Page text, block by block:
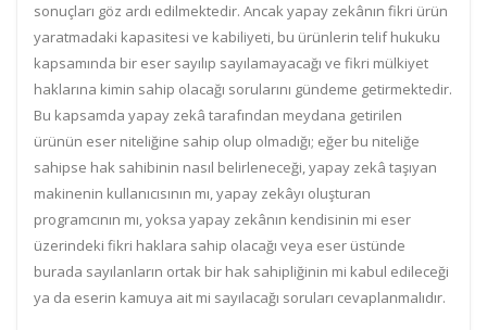
sonuçları göz ardı edilmektedir. Ancak yapay zekânın fikri ürün
yaratmadaki kapasitesi ve kabiliyeti, bu ürünlerin telif hukuku
kapsamında bir eser sayılıp sayılamayacağı ve fikri mülkiyet
haklarına kimin sahip olacağı sorularını gündeme getirmektedir.
Bu kapsamda yapay zekâ tarafından meydana getirilen
ürünün eser niteliğine sahip olup olmadığı; eğer bu niteliğe
sahipse hak sahibinin nasıl belirleneceği, yapay zekâ taşıyan
makinenin kullanıcısının mı, yapay zekâyı oluşturan
programcının mı, yoksa yapay zekânın kendisinin mi eser
üzerindeki fikri haklara sahip olacağı veya eser üstünde
burada sayılanların ortak bir hak sahipliğinin mi kabul edileceği
ya da eserin kamuya ait mi sayılacağı soruları cevaplanmalıdır.